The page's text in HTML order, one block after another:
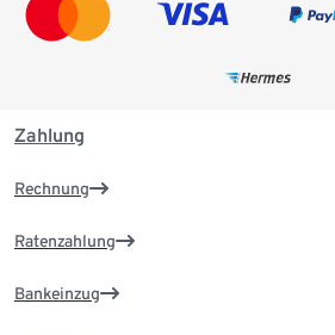
Zahlung
Rechnung
Ratenzahlung
Bankeinzug